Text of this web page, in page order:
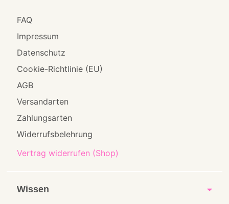
Vertrag widerrufen (Shop)
FAQ
Impressum
Datenschutz
Cookie-Richtlinie (EU)
AGB
Versandarten
Zahlungsarten
Widerrufsbelehrung
Wissen